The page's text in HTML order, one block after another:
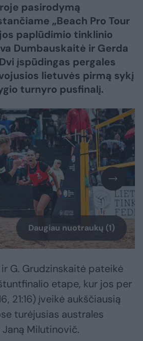
pasirodymą
„Beach Pro Tour
paplūdimio tinklinio
Dumbauskaitė ir Gerda
įspūdingas pergales
lietuvės pirmą sykį
turnyro pusfinalį.
Daugiau nuotraukų (1)
G. Grudzinskaitė pateikė
etape, kur jos per
21:16) įveikė aukščiausią
turėjusias australes
Milutinovič.